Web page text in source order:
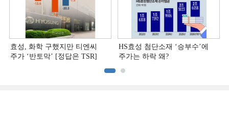
효성, 화학 구했지만 티엔씨
주가 ‘반토막’ [정답은 TSR]
HS효성 첨단소재 ‘승부수’에
주가는 하락 왜?